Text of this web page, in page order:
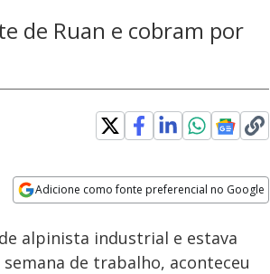
de Ruan e cobram por
Adicione como fonte preferencial no Google
Velocidade
alpinista industrial e estava
de trabalho, aconteceu